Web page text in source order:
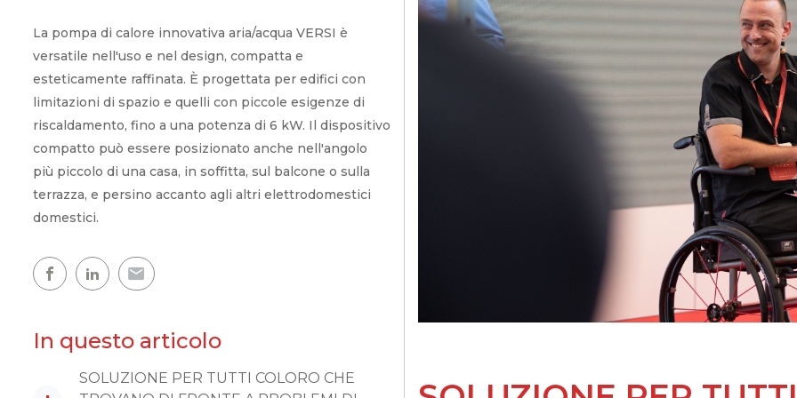
Comfort in casa
Acqua calda
Una casa calda
Mappa delle pompe di calore
L'esperienza dei nostri clienti
Edifici commerciali e
pubblici
Riscaldamento dell’acqua sanitaria
Riscaldamento e raffreddamento dei
Mappa delle pompe di calore
L'esperienza dei nostri clienti
La pompa di calore innovativa aria/acqua VERSI è
versatile nell'uso e nel design, compatta e
esteticamente raffinata. È progettata per edifici con
limitazioni di spazio e quelli con piccole esigenze di
riscaldamento, fino a una potenza di 6 kW. Il dispositivo
compatto può essere posizionato anche nell'angolo
più piccolo di una casa, in soffitta, sul balcone o sulla
terrazza, e persino accanto agli altri elettrodomestici
domestici.
In questo articolo
SOLUZIONE PER TUTTI COLORO CHE